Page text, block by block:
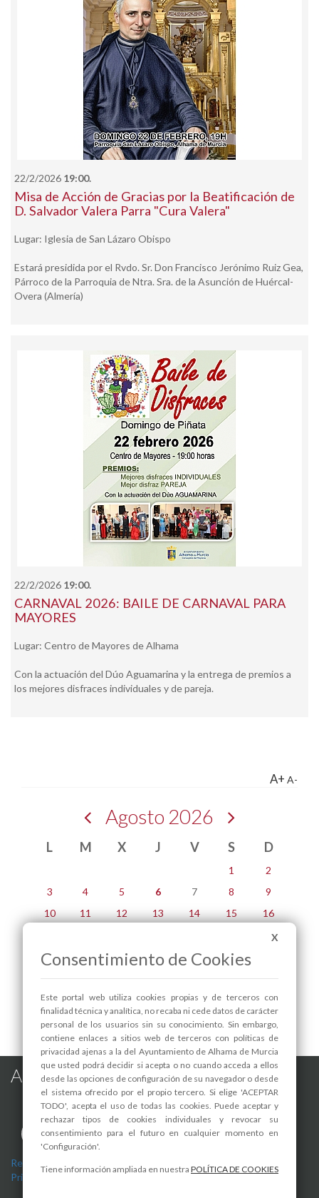
22/2/2026 19:00.
Misa de Acción de Gracias por la Beatificación de
D. Salvador Valera Parra "Cura Valera"
Lugar: Iglesia de San Lázaro Obispo
Estará presidida por el Rvdo. Sr. Don Francisco Jerónimo Ruiz Gea,
Párroco de la Parroquia de Ntra. Sra. de la Asunción de Huércal-
Overa (Almería)
22/2/2026 19:00.
CARNAVAL 2026: BAILE DE CARNAVAL PARA
MAYORES
Lugar: Centro de Mayores de Alhama
Con la actuación del Dúo Aguamarina y la entrega de premios a
los mejores disfraces individuales y de pareja.
A+ A-
Agosto 2026
L M X J V S D
1
2
3
4 5 6 7 8
9
10
11 12 13 14 15
16
23
24
25 26 27 28 29
31
Jueves, 6 de agosto
Alhama de Murcia en las Redes
Registro de actividades de tratamiento Aviso Legal
Privacidad
Política de Cookies
X
Consentimiento de Cookies
Este portal web utiliza cookies propias y de terceros con
finalidad técnica y analítica, no recaba ni cede datos de carácter
personal de los usuarios sin su conocimiento. Sin embargo,
contiene enlaces a sitios web de terceros con políticas de
privacidad ajenas a la del Ayuntamiento de Alhama de Murcia
que usted podrá decidir si acepta o no cuando acceda a ellos
desde las opciones de configuración de su navegador o desde
el sistema ofrecido por el propio tercero. Si elige 'ACEPTAR
TODO', acepta el uso de todas las cookies. Puede aceptar y
rechazar tipos de cookies individuales y revocar su
consentimiento para el futuro en cualquier momento en
'Configuración'.
Tiene información ampliada en nuestra POLÍTICA DE COOKIES